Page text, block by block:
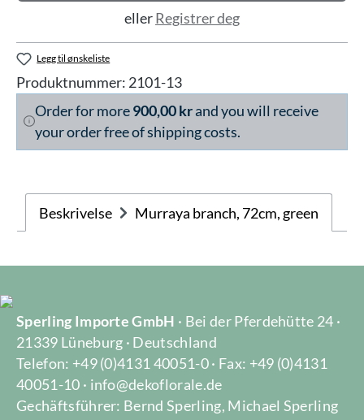
ellerRegistrer deg
Legg til ønskeliste
Produktnummer: 2101-13
Order for more900,00 krand you will receive
your order free of shipping costs.
Beskrivelse Murraya branch, 72cm, green
Sperling Importe GmbH · Bei der Pferdehütte 24 ·
21339 Lüneburg · Deutschland
Telefon: +49 (0)4131 40051-0 · Fax: +49 (0)4131
40051-10 · info@dekoflorale.de
Gechäftsführer: Bernd Sperling, Michael Sperling